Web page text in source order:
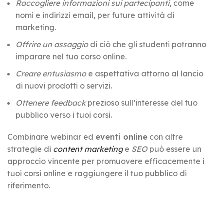
Raccogliere informazioni sui partecipanti, come
nomi e indirizzi email, per future attività di
marketing.
Offrire un assaggiodi ciò che gli studenti potranno
imparare nel tuo corso online.
Creare entusiasmoe aspettativa attorno al lancio
di nuovi prodotti o servizi.
Ottenere feedbackprezioso sull’interesse del tuo
pubblico verso i tuoi corsi.
Combinare webinar ed eventi online con altre
strategie di content marketinge SEOpuò essere un
approccio vincente per promuovere efficacemente i
tuoi corsi online e raggiungere il tuo pubblico di
riferimento.